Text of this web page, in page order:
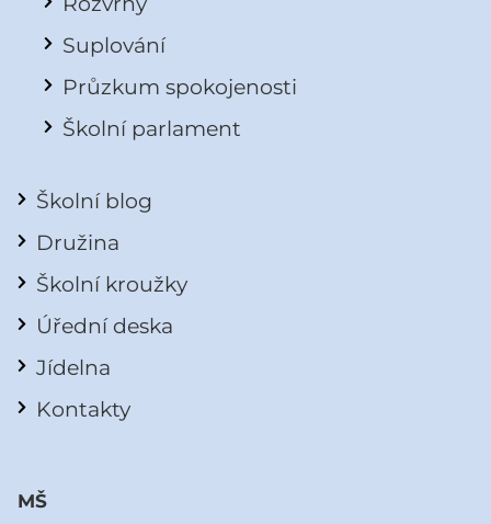
Suplování
Průzkum spokojenosti
Školní parlament
Školní blog
Družina
Školní kroužky
Úřední deska
Jídelna
Kontakty
MŠ